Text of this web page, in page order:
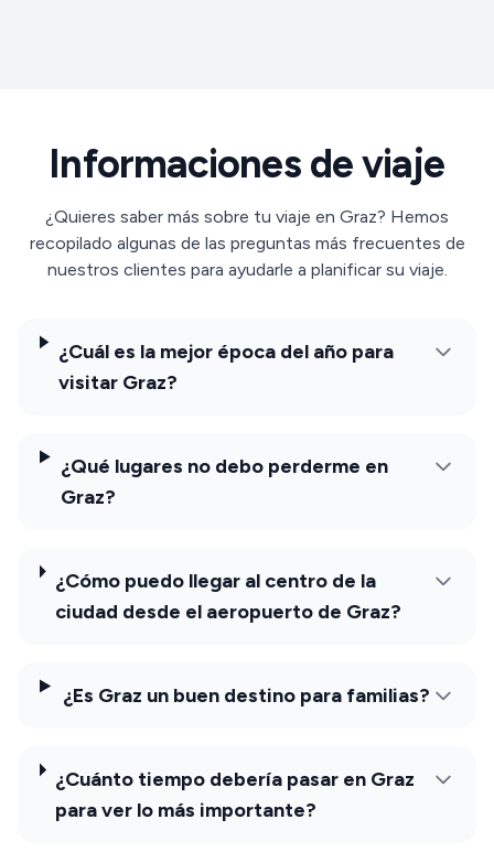
Informaciones de viaje
¿Quieres saber más sobre tu viaje en Graz? Hemos
recopilado algunas de las preguntas más frecuentes de
nuestros clientes para ayudarle a planificar su viaje.
¿Cuál es la mejor época del año para
visitar Graz?
¿Qué lugares no debo perderme en
Graz?
¿Cómo puedo llegar al centro de la
ciudad desde el aeropuerto de Graz?
¿Es Graz un buen destino para familias?
¿Cuánto tiempo debería pasar en Graz
para ver lo más importante?